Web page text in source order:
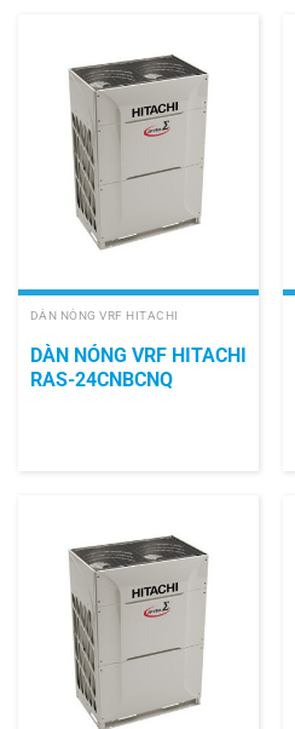
DÀN NÓNG VRF HITACHI
DÀN NÓNG VRF HITACHI
RAS-24CNBCNQ